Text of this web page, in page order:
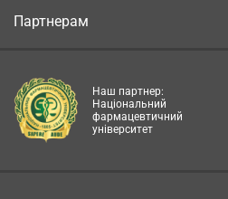
Партнерам
Наш партнер:
Національний
фармацевтичний
університет